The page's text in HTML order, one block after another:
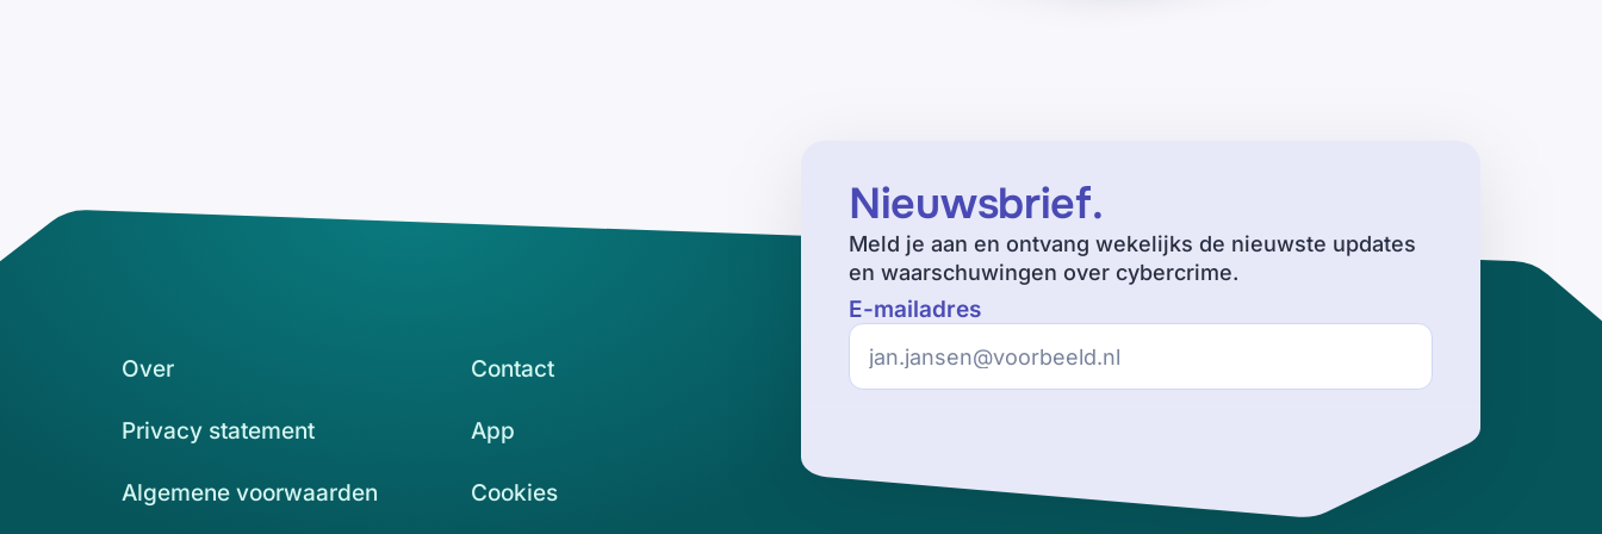
Nieuwsbrief.
Meld je aan en ontvang wekelijks de nieuwste updates
en waarschuwingen over cybercrime.
E-mailadres
Over Contact
Privacy statement App
Algemene voorwaarden Cookies